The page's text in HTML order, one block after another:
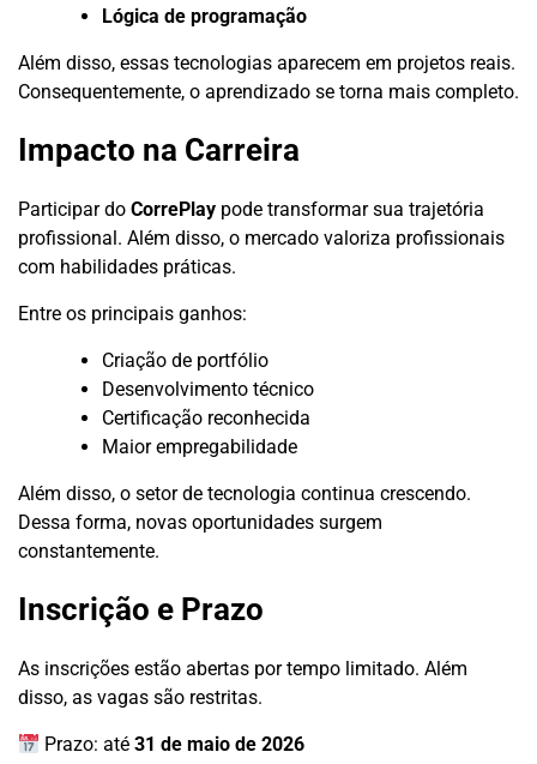
Lógica de programação
Além disso, essas tecnologias aparecem em projetos reais.
Consequentemente, o aprendizado se torna mais completo.
Impacto na Carreira
Participar do CorrePlay pode transformar sua trajetória
profissional. Além disso, o mercado valoriza profissionais
com habilidades práticas.
Entre os principais ganhos:
Criação de portfólio
Desenvolvimento técnico
Certificação reconhecida
Maior empregabilidade
Além disso, o setor de tecnologia continua crescendo.
Dessa forma, novas oportunidades surgem
constantemente.
Inscrição e Prazo
As inscrições estão abertas por tempo limitado. Além
disso, as vagas são restritas.
Prazo: até31 de maio de 2026